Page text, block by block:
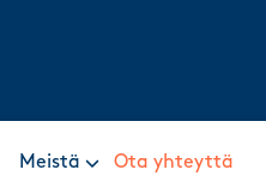
Meistä Ota yhteyttä